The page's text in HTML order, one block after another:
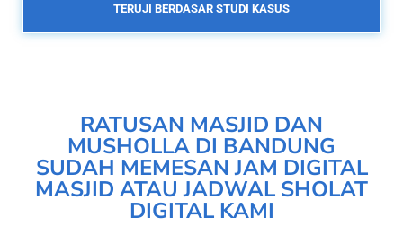
TERUJI BERDASAR STUDI KASUS
RATUSAN MASJID DAN
MUSHOLLA DI BANDUNG
SUDAH MEMESAN JAM DIGITAL
MASJID ATAU JADWAL SHOLAT
DIGITAL KAMI